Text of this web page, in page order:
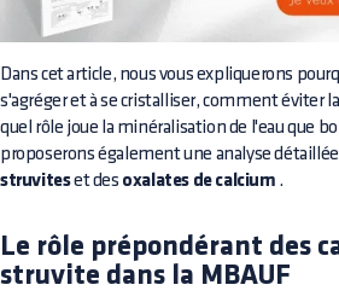
Dans cet article, nous vous expliquerons
s'agréger et à se cristalliser, comment éviter
quel rôle joue la minéralisation de l'eau que
proposerons également une analyse
struviteset des oxalates de calcium .
Le rôle prépondérant des
struvite dans la MBAUF